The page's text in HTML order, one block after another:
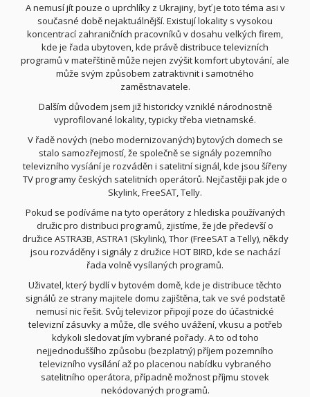
A nemusí jít pouze o uprchlíky z Ukrajiny, byť je toto téma asi v
současné době nejaktuálnější. Existují lokality s vysokou
koncentrací zahraničních pracovníků v dosahu velkých firem,
kde je řada ubytoven, kde právě distribuce televizních
programů v mateřštině může nejen zvýšit komfort ubytování, ale
může svým způsobem zatraktivnit i samotného
zaměstnavatele.
Dalším důvodem jsem již historicky vzniklé národnostně
vyprofilované lokality, typicky třeba vietnamské.
V řadě nových (nebo modernizovaných) bytových domech se
stalo samozřejmostí, že společně se signály pozemního
televizního vysíání je rozváděn i satelitní signál, kde jsou šířeny
TV programy českých satelitních operátorů. Nejčastěji pak jde o
Skylink, FreeSAT, Telly.
Pokud se podíváme na tyto operátory z hlediska používaných
družic pro distribuci programů, zjistíme, že jde předevší o
družice ASTRA3B, ASTRA1 (Skylink), Thor (FreeSAT a Telly), někdy
jsou rozváděny i signály z družice HOT BIRD, kde se nachází
řada volně vysílaných programů.
Uživatel, který bydlí v bytovém domě, kde je distribuce těchto
signálů ze strany majitele domu zajištěna, tak ve své podstatě
nemusí nic řešit. Svůj televizor připojí poze do účastnické
televizní zásuvky a může, dle svého uvážení, vkusu a potřeb
kdykoli sledovat jím vybrané pořady. A to od toho
nejjednoduššího způsobu (bezplatný) příjem pozemního
televizního vysílání až po placenou nabídku vybraného
satelitního operátora, případně možnost příjmu stovek
nekódovaných programů.